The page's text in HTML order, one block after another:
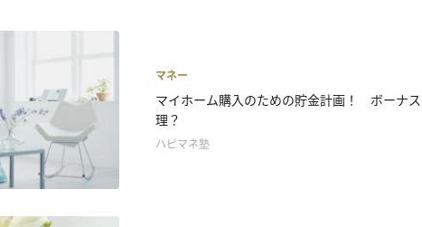
マネー
マイホーム購入のための貯金計画！ ボーナ
理？
ハピマネ塾